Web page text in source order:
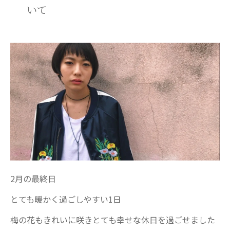
いて
2月の最終日
とても暖かく過ごしやすい1日
梅の花もきれいに咲きとても幸せな休日を過ごせました